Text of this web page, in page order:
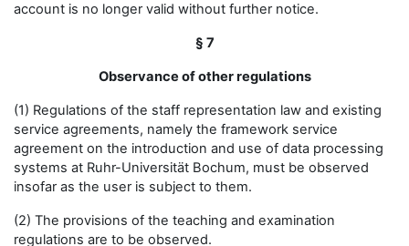
account is no longer valid without further notice.
§ 7
Observance of other regulations
(1) Regulations of the staff representation law and existing
service agreements, namely the framework service
agreement on the introduction and use of data processing
systems at Ruhr-Universität Bochum, must be observed
insofar as the user is subject to them.
(2) The provisions of the teaching and examination
regulations are to be observed.